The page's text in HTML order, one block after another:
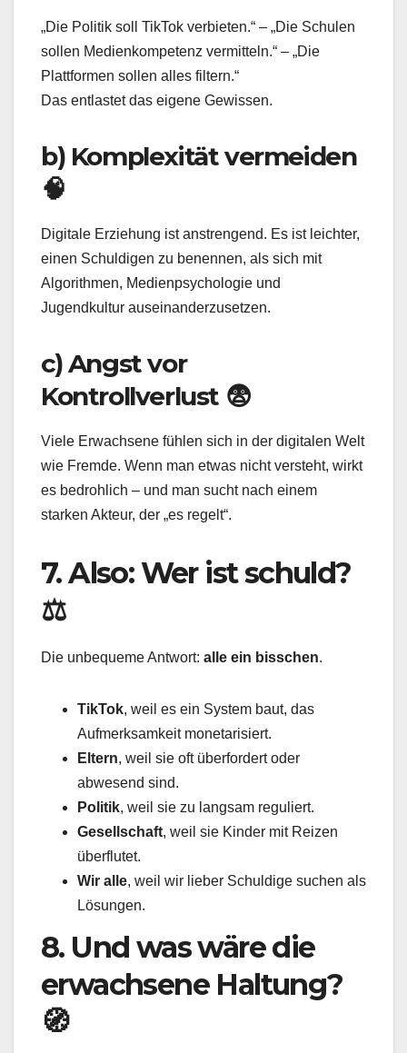
„Die Politik soll TikTok verbieten.“ – „Die Schulen
sollen Medienkompetenz vermitteln.“ – „Die
Plattformen sollen alles filtern.“
Das entlastet das eigene Gewissen.
b) Komplexität vermeiden
🧠
Digitale Erziehung ist anstrengend. Es ist leichter,
einen Schuldigen zu benennen, als sich mit
Algorithmen, Medienpsychologie und
Jugendkultur auseinanderzusetzen.
c) Angst vor
Kontrollverlust 😨
Viele Erwachsene fühlen sich in der digitalen Welt
wie Fremde. Wenn man etwas nicht versteht, wirkt
es bedrohlich – und man sucht nach einem
starken Akteur, der „es regelt“.
7. Also: Wer ist schuld?
⚖️
Die unbequeme Antwort: alle ein bisschen.
TikTok, weil es ein System baut, das
Aufmerksamkeit monetarisiert.
Eltern, weil sie oft überfordert oder
abwesend sind.
Politik, weil sie zu langsam reguliert.
Gesellschaft, weil sie Kinder mit Reizen
überflutet.
Wir alle, weil wir lieber Schuldige suchen als
Lösungen.
8. Und was wäre die
erwachsene Haltung?
🧭